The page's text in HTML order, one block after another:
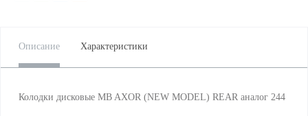
Описание Характеристики
Колодки дисковые MB AXOR (NEW MODEL) REAR аналог 244